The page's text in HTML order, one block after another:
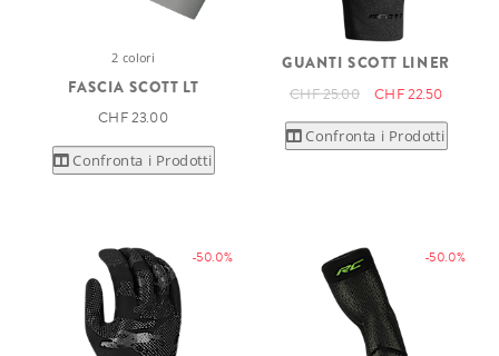
2 colori
FASCIA SCOTT LT
CHF 23.00
Confronta i Prodotti
GUANTI SCOTT LINER
CHF 25.00 CHF 22.50
Confronta i Prodotti
-50.0% -50.0%